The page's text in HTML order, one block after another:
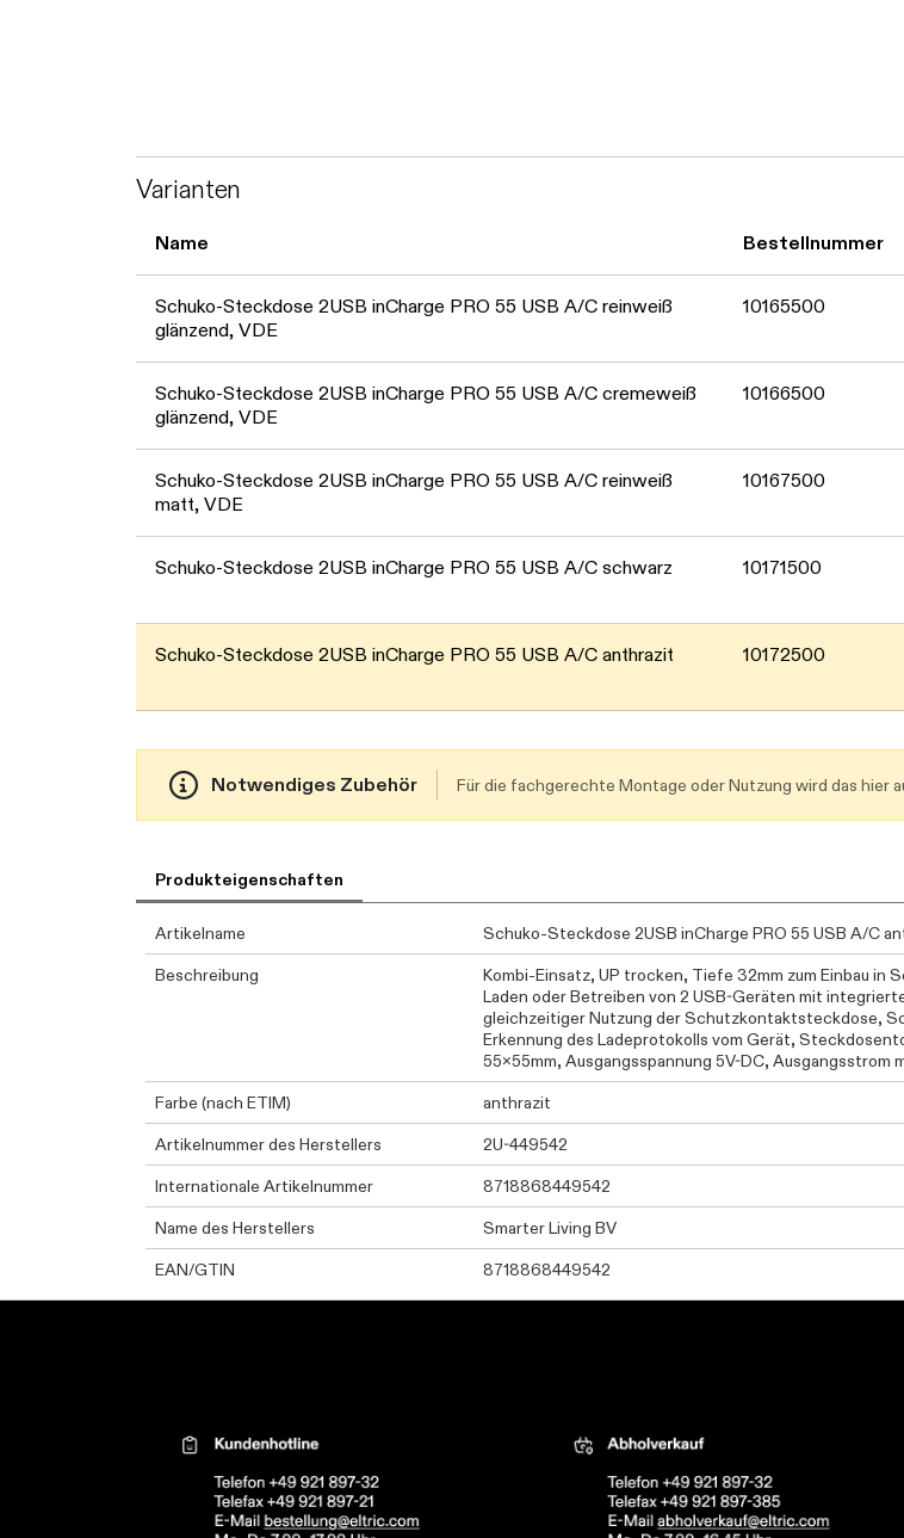
Varianten
Name Bestellnummer
Schuko-Steckdose 2USB inCharge PRO 55 USB A/C reinweiß
glänzend, VDE
10165500
Schuko-Steckdose 2USB inCharge PRO 55 USB A/C cremeweiß
glänzend, VDE
10166500
Schuko-Steckdose 2USB inCharge PRO 55 USB A/C reinweiß
matt, VDE
10167500
Schuko-Steckdose 2USB inCharge PRO 55 USB A/C schwarz 10171500
Schuko-Steckdose 2USB inCharge PRO 55 USB A/C anthrazit 10172500
Notwendiges Zubehör Für die fachgerechte Montage oder Nutzung wird das hier
Produkteigenschaften
Artikelname
Schuko-Steckdose 2USB inCharge PRO 55 USB A/C
Beschreibung
Kombi-Einsatz, UP trocken, Tiefe 32mm zum Einbau
Laden oder Betreiben von 2 USB-Geräten mit
gleichzeitiger Nutzung der Schutzkontaktsteckdose,
Erkennung des Ladeprotokolls vom Gerät,
55x55mm, Ausgangsspannung 5V-DC, Ausgangsstrom
Farbe (nach ETIM)
anthrazit
Artikelnummer des Herstellers
2U-449542
Internationale Artikelnummer
8718868449542
Name des Herstellers
Smarter Living BV
EAN/GTIN
8718868449542